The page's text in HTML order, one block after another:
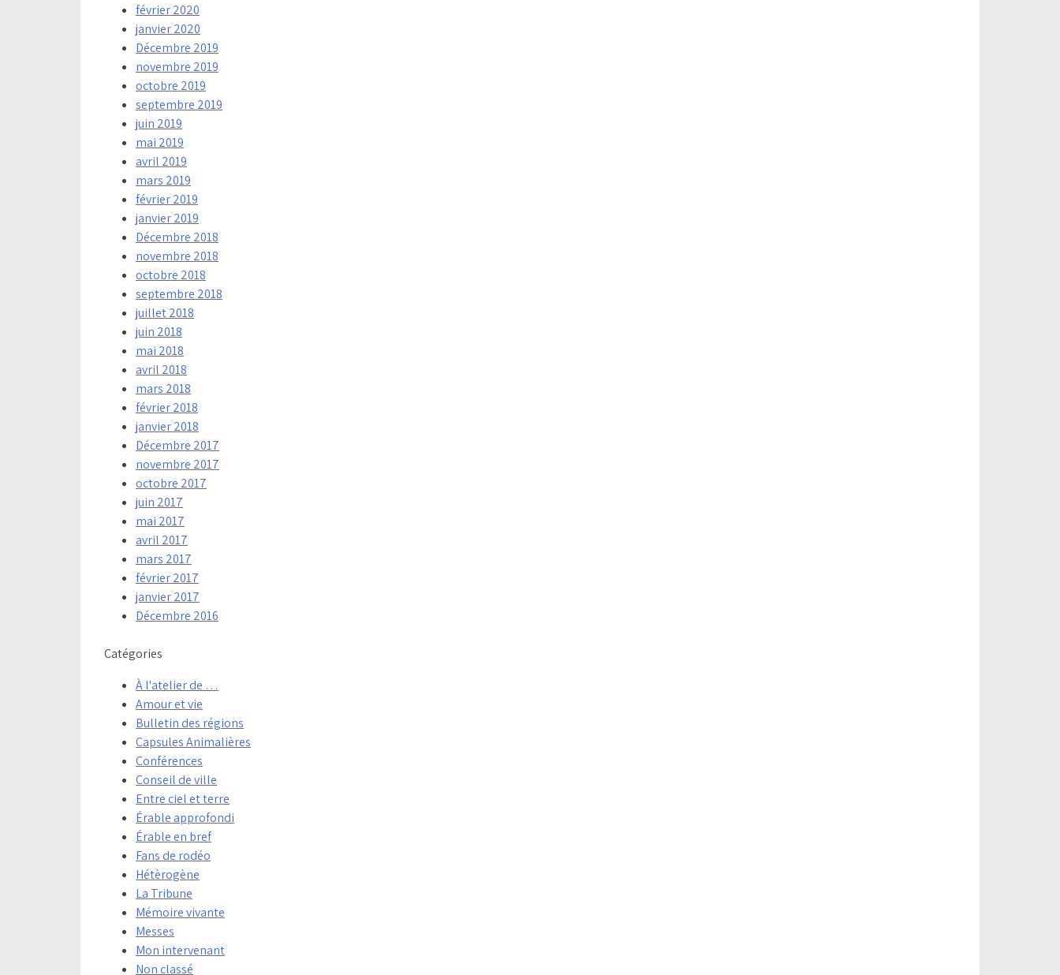
février 2020
janvier 2020
Décembre 2019
novembre 2019
octobre 2019
septembre 2019
juin 2019
mai 2019
avril 2019
mars 2019
février 2019
janvier 2019
Décembre 2018
novembre 2018
octobre 2018
septembre 2018
juillet 2018
juin 2018
mai 2018
avril 2018
mars 2018
février 2018
janvier 2018
Décembre 2017
novembre 2017
octobre 2017
juin 2017
mai 2017
avril 2017
mars 2017
février 2017
janvier 2017
Décembre 2016
Catégories
À l'atelier de …
Amour et vie
Bulletin des régions
Capsules Animalières
Conférences
Conseil de ville
Entre ciel et terre
Érable approfondi
Érable en bref
Fans de rodéo
Hétèrogène
La Tribune
Mémoire vivante
Messes
Mon intervenant
Non classé